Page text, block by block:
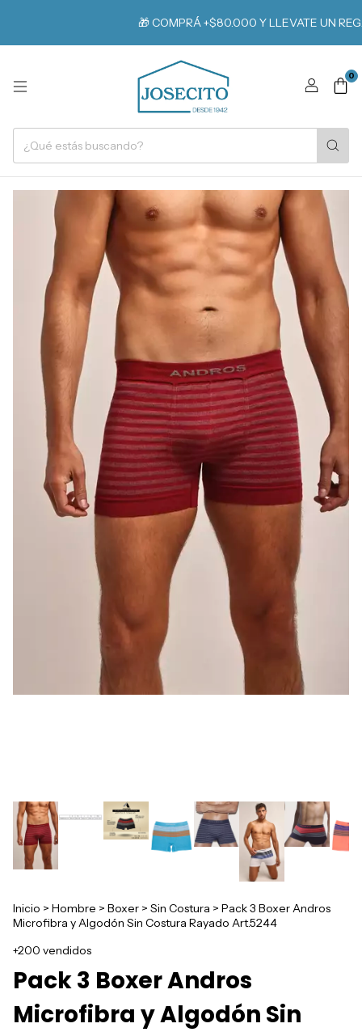
🎁 COMPRÁ +$80.000 Y LLEVATE UN
0
Inicio > Hombre > Boxer > Sin Costura > Pack 3 Boxer Andros
Microfibra y Algodón Sin Costura Rayado Art.5244
+200 vendidos
Pack 3 Boxer Andros
Microfibra y Algodón Sin